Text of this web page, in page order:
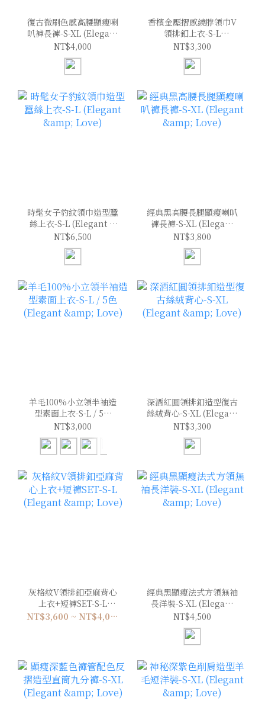
復古微刷色感高腰顯瘦喇
叭褲長褲-S-XL (Elegant
& Love)
NT$4,000
香檳金壓摺感繞脖領巾V
領排釦上衣-S-L
(Elegant & Love)
NT$3,300
時髦女子豹紋領巾造型蠶
絲上衣-S-L (Elegant &
Love)
NT$6,500
經典黑高腰長腿顯瘦喇叭
褲長褲-S-XL (Elegant
& Love)
NT$3,800
羊毛100%小立領半袖造
型素面上衣-S-L / 5色
(Elegant & Love)
NT$3,000
深酒紅圓領排釦造型復古
絲絨背心-S-XL (Elegant
& Love)
NT$3,300
灰格紋V領排釦亞麻背心
上衣+短褲SET-S-L
(Elegant & Love) NT$3,600 ~ NT$4,000
經典黑顯瘦法式方領無袖
長洋裝-S-XL (Elegant
& Love)
NT$4,500